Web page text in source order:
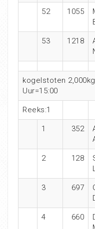
52 1055
53 1218
kogelstoten 2,000kg
Uur=15:00
Reeks:1
1 352
2 128
3 697
4 660